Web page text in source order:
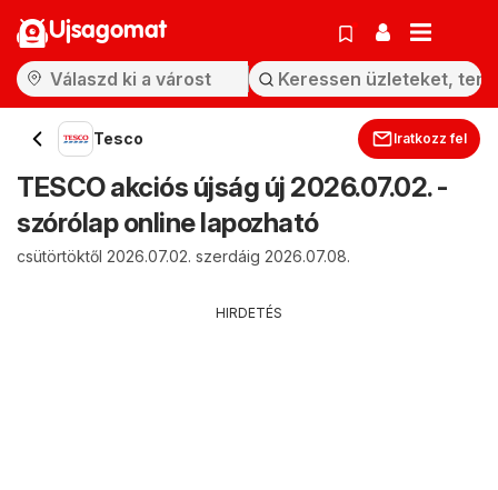
Ujsagomat
Tesco Iratkozz fel
TESCO akciós újság új 2026.07.02. -
szórólap online lapozható
csütörtöktől 2026.07.02. szerdáig 2026.07.08.
HIRDETÉS